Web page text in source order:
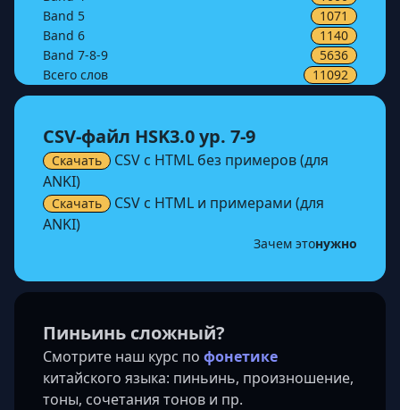
Band 5
1071
Band 6
1140
Band 7-8-9
5636
Всего слов
11092
CSV-файл HSK3.0ур. 7-9
Скачать
CSV с HTML без примеров (для
ANKI)
Скачать
CSV с HTML и примерами (для
ANKI)
Зачем этонужно
Пиньинь сложный?
Смотрите наш курс по фонетике
китайского языка: пиньинь, произношение,
тоны, сочетания тонов и пр.